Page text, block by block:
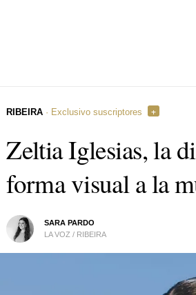
Zeltia Iglesias, la
forma visual a la
SARA PARDO
LA VOZ / RIBEIRA
RIBEIRA · Exclusivo suscriptores